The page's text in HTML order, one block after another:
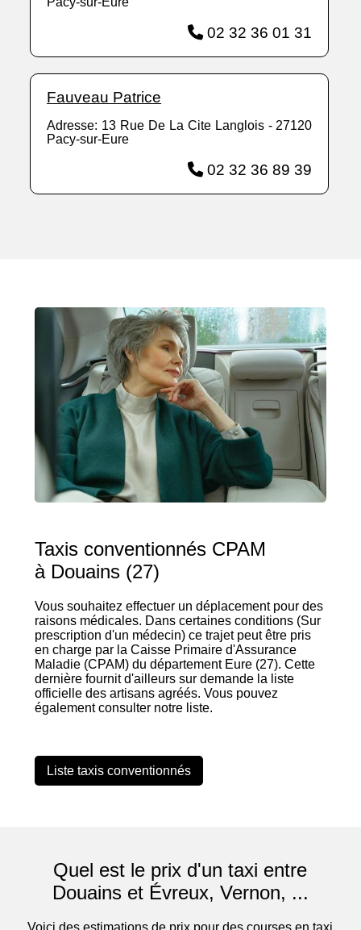
02 32 36 01 31
Fauveau Patrice
Adresse: 13 Rue De La Cite Langlois - 27120
Pacy-sur-Eure
02 32 36 89 39
Taxis conventionnés CPAM
à Douains (27)
Vous souhaitez effectuer un déplacement pour des
raisons médicales. Dans certaines conditions (Sur
prescription d'un médecin) ce trajet peut être pris
en charge par la Caisse Primaire d'Assurance
Maladie (CPAM) du département Eure (27). Cette
dernière fournit d'ailleurs sur demande la liste
officielle des artisans agréés. Vous pouvez
également consulter notre liste.
Liste taxis conventionnés
Quel est le prix d'un taxi entre
Douains et Évreux, Vernon, ...